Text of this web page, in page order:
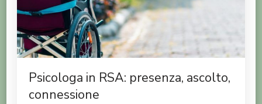
Psicologa in RSA: presenza, ascolto,
connessione